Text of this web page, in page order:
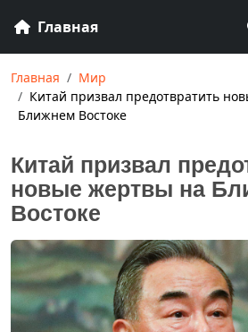
Главная
Главная
Мир
Китай призвал предотвратить
Ближнем Востоке
Китай призвал
новые жертвы на
Востоке